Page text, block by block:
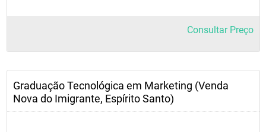
Consultar Preço
Graduação Tecnológica em Marketing (Venda
Nova do Imigrante, Espírito Santo)